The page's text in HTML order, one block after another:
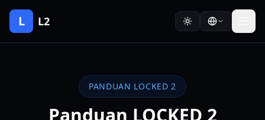
L L2
PANDUAN LOCKED 2
Panduan LOCKED 2